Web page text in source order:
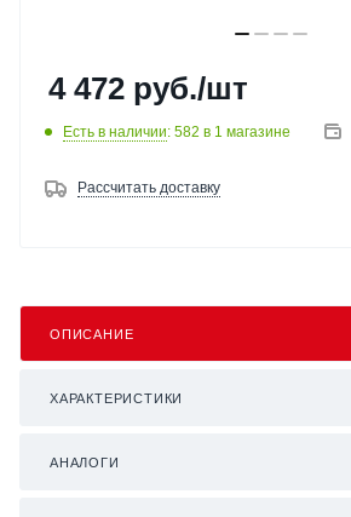
4 472 руб./шт
Есть в наличии: 582 в 1 магазине
Рассчитать доставку
ОПИСАНИЕ
ХАРАКТЕРИСТИКИ
АНАЛОГИ